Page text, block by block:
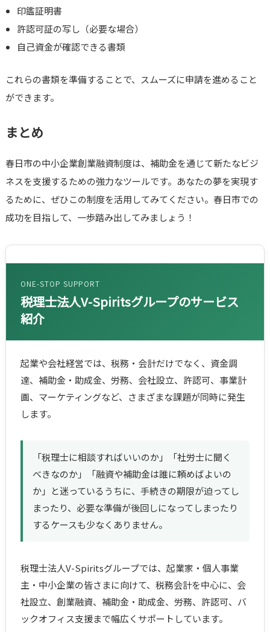
印鑑証明書
許認可証の写し（必要な場合）
自己資金が確認できる書類
これらの書類を準備することで、スムーズに申請を進めること
ができます。
まとめ
春日市の中小企業創業融資制度は、補助金を通じて新たなビジ
ネスを支援するための強力なツールです。あなたの夢を実現す
るために、ぜひこの制度を活用してみてください。春日市での
成功を目指して、一歩踏み出してみましょう！
ONE-STOP SUPPORT
税理士法人V-Spiritsグループのサービス
紹介
起業や会社経営では、税務・会計だけでなく、資金調
達、補助金・助成金、労務、会社設立、許認可、事業計
画、マーケティングなど、さまざまな課題が同時に発生
します。
「税理士に相談すればいいのか」「社労士に聞く
べきなのか」「融資や補助金は誰に頼めばよいの
か」と迷っているうちに、手続きの期限が迫ってし
まったり、必要な準備が後回しになってしまったり
するケースも少なくありません。
税理士法人V-Spiritsグループでは、起業家・個人事業
主・中小企業の皆さまに向けて、税務会計を中心に、会
社設立、創業融資、補助金・助成金、労務、許認可、バ
ックオフィス支援まで幅広くサポートしています。